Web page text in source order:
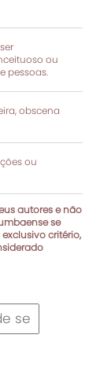
ou
pessoas.
obscena
ou
autores e não
se
critério,